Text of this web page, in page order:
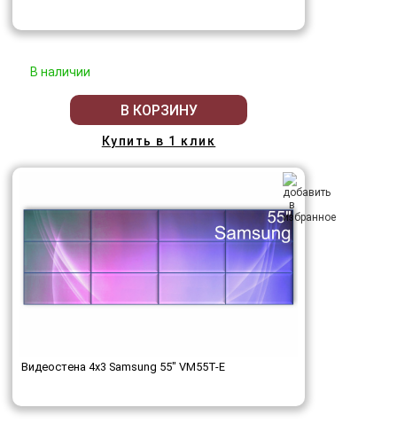
В наличии
В КОРЗИНУ
Купить в 1 клик
Видеостена 4x3 Samsung 55" VM55T-E